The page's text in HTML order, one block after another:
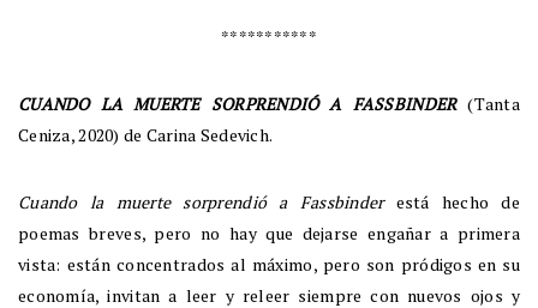
***********
CUANDO LA MUERTE SORPRENDIÓ A FASSBINDER(Tanta
Ceniza, 2020) de Carina Sedevich.
Cuando la muerte sorprendió a Fassbinderestá hecho de
poemas breves, pero no hay que dejarse engañar a primera
vista: están concentrados al máximo, pero son pródigos en su
economía, invitan a leer y releer siempre con nuevos ojos y